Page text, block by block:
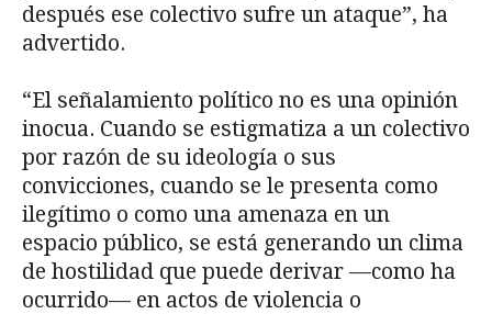
después ese colectivo sufre un ataque”, ha
advertido.
“El señalamiento político no es una opinión
inocua. Cuando se estigmatiza a un colectivo
por razón de su ideología o sus
convicciones, cuando se le presenta como
ilegítimo o como una amenaza en un
espacio público, se está generando un clima
de hostilidad que puede derivar —como ha
ocurrido— en actos de violencia o